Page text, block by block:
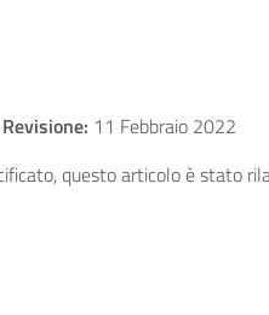
Revisione: 11 Febbraio 2022
questo articolo è stato